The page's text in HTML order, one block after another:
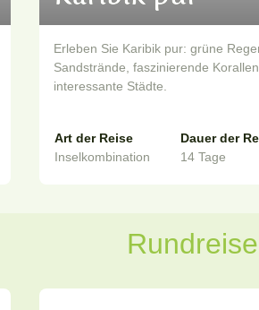
Erleben Sie Karibik pur: grüne
Sandstrände, faszinierende
interessante Städte.
Art der Reise
Inselkombination
Dauer der
14 Tage